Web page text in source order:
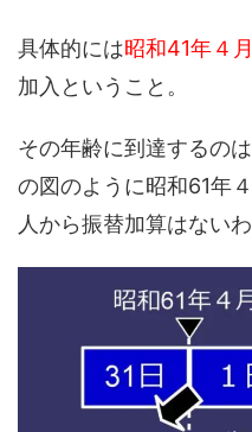
具体的には昭和41年４
加入ということ。
その年齢に到達するの
の図のように昭和61年
人から振替加算はないわ